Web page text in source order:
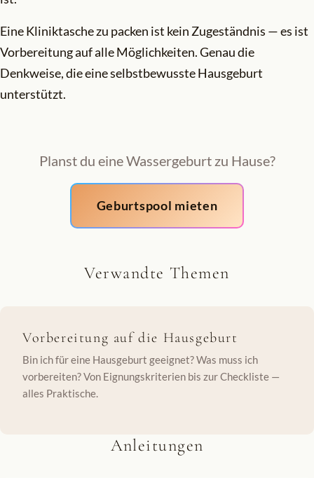
Eine Kliniktasche zu packen ist kein Zugeständnis — es ist
Vorbereitung auf alle Möglichkeiten. Genau die
Denkweise, die eine selbstbewusste Hausgeburt
unterstützt.
Planst du eine Wassergeburt zu Hause?
Geburtspool mieten
Verwandte Themen
Vorbereitung auf die Hausgeburt
Bin ich für eine Hausgeburt geeignet? Was muss ich
vorbereiten? Von Eignungskriterien bis zur Checkliste —
alles Praktische.
Anleitungen